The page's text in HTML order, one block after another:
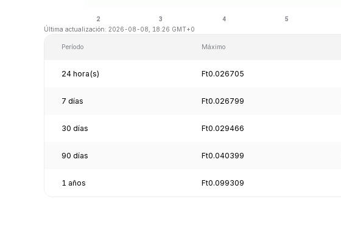
Última actualización: 2026-08-08, 18:26 GMT+0
Período Máximo
24 hora(s) Ft0.026705
7 días Ft0.026799
30 días Ft0.029466
90 días Ft0.040399
1 años Ft0.099309